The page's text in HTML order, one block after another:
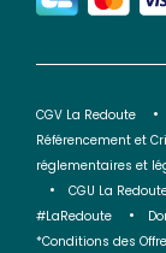
CGV La Redoute
Référencement et
réglementaires et
CGU La
#LaRedoute
*Conditions des